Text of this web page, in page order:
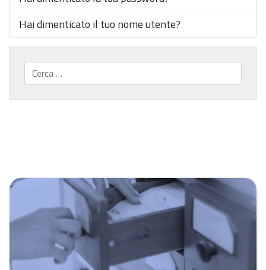
Hai dimenticato il tuo nome utente?
Cerca...